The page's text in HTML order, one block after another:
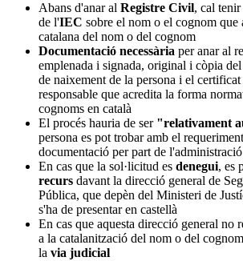
Abans d'anar al Registre Civil, cal
de l'IEC sobre el nom o el cognom
catalana del nom o del cognom
Documentació necessària per anar al
emplenada i signada, original i còpia
de naixement de la persona i el
responsable que acredita la forma
cognoms en català
El procés hauria de ser"relativament
persona es pot trobar amb el
documentació per part de l'administració
En cas que la sol·licitud es denegui, es
recurs davant la direcció general de
Pública, que depèn del Ministeri de
s'ha de presentar en castellà
En cas que aquesta direcció general no
a la catalanització del nom o del
la via judicial